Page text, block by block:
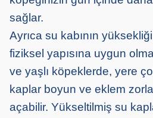
sağlar.
Ayrıca su kabının
fiziksel yapısına uygun
ve yaşlı köpeklerde, yere
kaplar boyun ve eklem
açabilir. Yükseltilmiş su